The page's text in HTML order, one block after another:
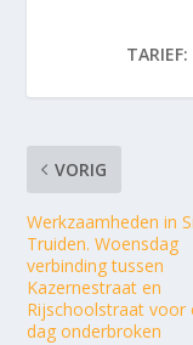
TARIEF:
VORIG
Werkzaamheden in
Truiden. Woensdag
verbinding tussen
Kazernestraat en
Rijschoolstraat voor
dag onderbroken